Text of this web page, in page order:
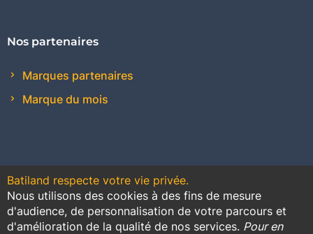
Nos partenaires
Marques partenaires
Marque du mois
Contact Conditions générales de vente
Batiland respecte votre vie privée.
Nous utilisons des cookies à des fins de mesure
d'audience, de personnalisation de votre parcours et
d'amélioration de la qualité de nos services. Pour en